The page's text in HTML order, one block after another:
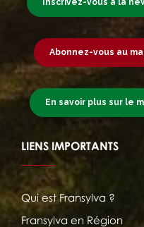
Inscrivez-vous à la
Abonnez-vous au
En savoir plus sur le
LIENS IMPORTANTS
Qui est Fransylva ?
Fransylva en Région